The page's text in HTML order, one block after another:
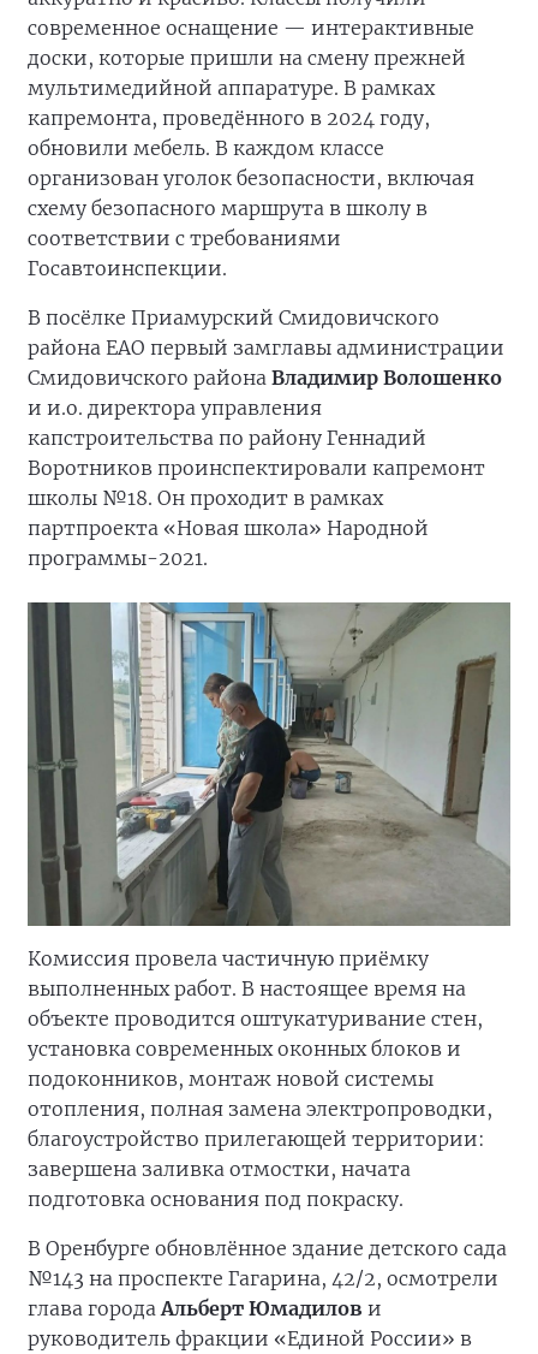
современное оснащение — интерактивные
доски, которые пришли на смену прежней
мультимедийной аппаратуре. В рамках
капремонта, проведённого в 2024 году,
обновили мебель. В каждом классе
организован уголок безопасности, включая
схему безопасного маршрута в школу в
соответствии с требованиями
Госавтоинспекции.
В посёлке Приамурский Смидовичского
района ЕАО первый замглавы администрации
Смидовичского района Владимир Волошенко
и и.о. директора управления
капстроительства по району Геннадий
Воротников проинспектировали капремонт
школы №18. Он проходит в рамках
партпроекта «Новая школа» Народной
программы-2021.
Комиссия провела частичную приёмку
выполненных работ. В настоящее время на
объекте проводится оштукатуривание стен,
установка современных оконных блоков и
подоконников, монтаж новой системы
отопления, полная замена электропроводки,
благоустройство прилегающей территории:
завершена заливка отмостки, начата
подготовка основания под покраску.
В Оренбурге обновлённое здание детского сада
№143 на проспекте Гагарина, 42/2, осмотрели
глава города Альберт Юмадилов и
руководитель фракции «Единой России» в